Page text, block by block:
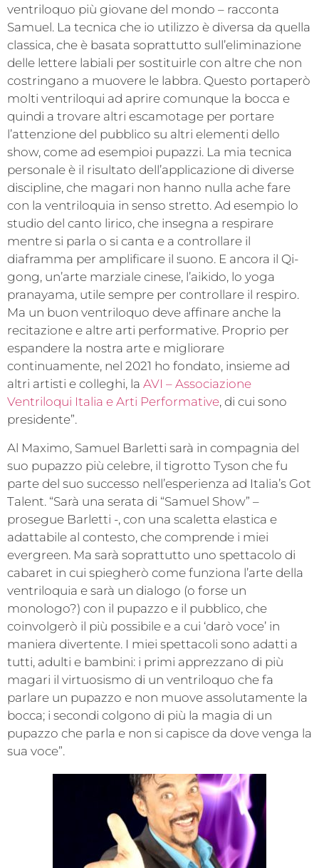
ventriloquo più giovane del mondo – racconta
Samuel. La tecnica che io utilizzo è diversa da quella
classica, che è basata soprattutto sull’eliminazione
delle lettere labiali per sostituirle con altre che non
costringano a muovere le labbra. Questo portaperò
molti ventriloqui ad aprire comunque la bocca e
quindi a trovare altri escamotage per portare
l’attenzione del pubblico su altri elementi dello
show, come ad esempioi pupazzi. La mia tecnica
personale è il risultato dell’applicazione di diverse
discipline, che magari non hanno nulla ache fare
con la ventriloquia in senso stretto. Ad esempio lo
studio del canto lirico, che insegna a respirare
mentre si parla o si canta e a controllare il
diaframma per amplificare il suono. E ancora il Qi-
gong, un’arte marziale cinese, l’aikido, lo yoga
pranayama, utile sempre per controllare il respiro.
Ma un buon ventriloquo deve affinare anche la
recitazione e altre arti performative. Proprio per
espandere la nostra arte e migliorare
continuamente, nel 2021 ho fondato, insieme ad
altri artisti e colleghi, la AVI – Associazione
Ventriloqui Italia e Arti Performative, di cui sono
presidente”.
Al Maximo, Samuel Barletti sarà in compagnia del
suo pupazzo più celebre, il tigrotto Tyson che fu
parte del suo successo nell’esperienza ad Italia’s Got
Talent. “Sarà una serata di “Samuel Show” –
prosegue Barletti -, con una scaletta elastica e
adattabile al contesto, che comprende i miei
evergreen. Ma sarà soprattutto uno spettacolo di
cabaret in cui spiegherò come funziona l’arte della
ventriloquia e sarà un dialogo (o forse un
monologo?) con il pupazzo e il pubblico, che
coinvolgerò il più possibile e a cui ‘darò voce’ in
maniera divertente. I miei spettacoli sono adatti a
tutti, adulti e bambini: i primi apprezzano di più
magari il virtuosismo di un ventriloquo che fa
parlare un pupazzo e non muove assolutamente la
bocca; i secondi colgono di più la magia di un
pupazzo che parla e non si capisce da dove venga la
sua voce”.